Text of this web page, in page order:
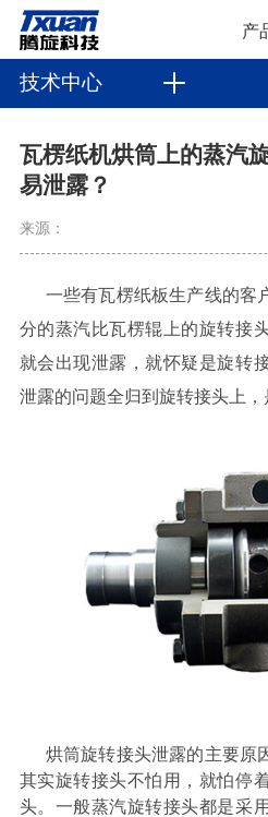
产
技术中心
瓦楞纸机烘筒上的蒸汽
易泄露？
来源：
一些有瓦楞纸板生产线的客
分的蒸汽比瓦楞辊上的旋转接
就会出现泄露，就怀疑是旋转
泄露的问题全归到旋转接头上，
烘筒旋转接头泄露的主要原
其实旋转接头不怕用，就怕停
头。 一般蒸汽旋转接头都是采